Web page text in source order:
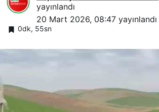
yayınlandı
20 Mart 2026, 08:47 yayınlandı
0dk, 55sn